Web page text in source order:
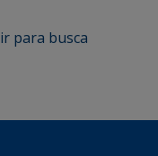
ir para busca